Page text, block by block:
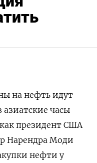
на нефть идут
азиатские часы
президент США
Нарендра Моди
нефти у